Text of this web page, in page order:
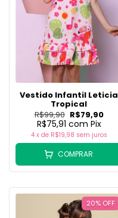
Vestido Infantil Leticia
Tropical
R$99,90 R$79,90
R$75,91 com Pix
4 x de R$19,98 sem juros
COMPRAR
20% OFF